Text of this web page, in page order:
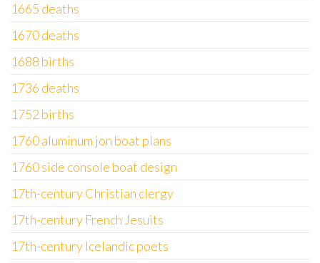
1665 deaths
1670 deaths
1688 births
1736 deaths
1752 births
1760 aluminum jon boat plans
1760 side console boat design
17th-century Christian clergy
17th-century French Jesuits
17th-century Icelandic poets